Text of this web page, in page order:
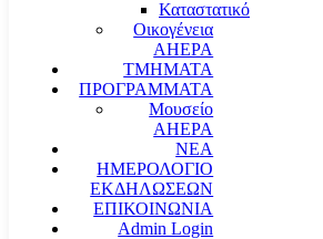
Καταστατικό
Οικογένεια
AHEPA
ΤΜΗΜΑΤΑ
ΠΡΟΓΡΑΜΜΑΤΑ
Μουσείο
AHEPA
ΝΕΑ
ΗΜΕΡΟΛΟΓΙΟ
ΕΚΔΗΛΩΣΕΩΝ
ΕΠΙΚΟΙΝΩΝΙΑ
Admin Login